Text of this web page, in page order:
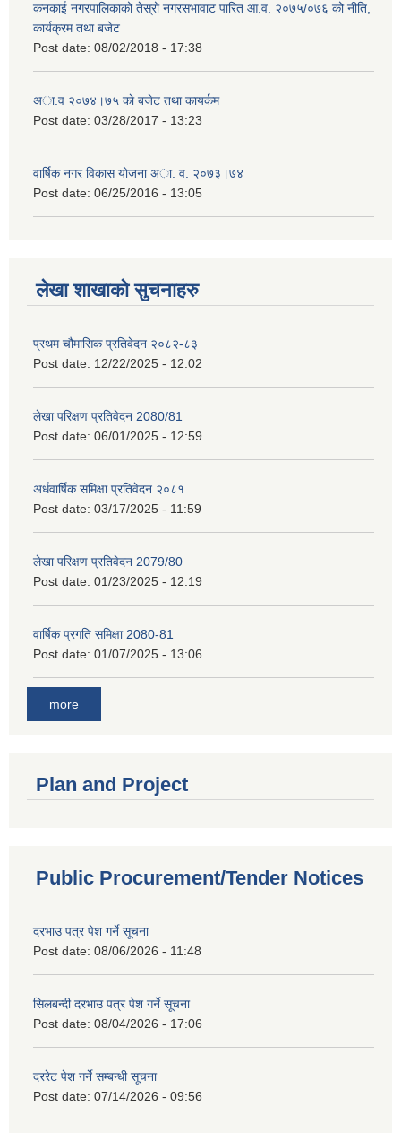
कनकाई नगरपालिकाको तेस्रो नगरसभावाट पारित आ.व. २०७५/०७६ को नीति,
कार्यक्रम तथा बजेट
Post date: 08/02/2018 - 17:38
अा.व २०७४।७५ काे बजेट तथा कायर्कम
Post date: 03/28/2017 - 13:23
वार्षिक नगर विकास योजना अा. व. २०७३।७४
Post date: 06/25/2016 - 13:05
लेखा शाखाको सुचनाहरु
प्रथम चौमासिक प्रतिवेदन २०८२-८३
Post date: 12/22/2025 - 12:02
लेखा परिक्षण प्रतिवेदन 2080/81
Post date: 06/01/2025 - 12:59
अर्धवार्षिक समिक्षा प्रतिवेदन २०८१
Post date: 03/17/2025 - 11:59
लेखा परिक्षण प्रतिवेदन 2079/80
Post date: 01/23/2025 - 12:19
वार्षिक प्रगति समिक्षा 2080-81
Post date: 01/07/2025 - 13:06
more
Plan and Project
Public Procurement/Tender Notices
दरभाउ पत्र पेश गर्ने सूचना
Post date: 08/06/2026 - 11:48
सिलबन्दी दरभाउ पत्र पेश गर्ने सूचना
Post date: 08/04/2026 - 17:06
दररेट पेश गर्ने सम्बन्धी सूचना
Post date: 07/14/2026 - 09:56